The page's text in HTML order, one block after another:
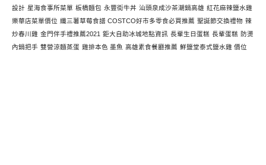
設計 星海食事所菜單 板橋麵包 永豐街牛丼 汕頭泉成沙茶潮鍋高雄 紅花麻辣鹽水雞
樂華店菜單價位 纖三薯草莓食譜 COSTCO好市多零食必買推薦 聖誕節交換禮物 辣
炒春川雞 金門伴手禮推薦2021 鉅大自助冰城地點資訊 長輩生日蛋糕 長輩蛋糕 防燙
內鍋把手 雙營涼麵蒸蛋 雞排本色 墨魚 高雄素食餐廳推薦 鮮鹽堂泰式鹽水雞 價位